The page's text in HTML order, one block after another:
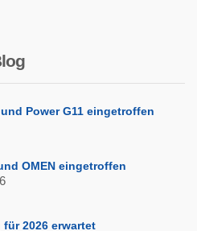
Power G11 eingetroffen
OMEN eingetroffen
2026 erwartet